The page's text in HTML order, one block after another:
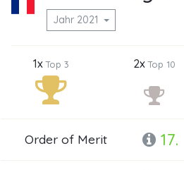
Jahr 2021
1xTop 3 2xTop 10
Order of Merit 17.